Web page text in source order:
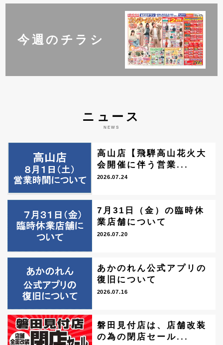
今週のチラシ
ニュース
NEWS
高山店【飛騨高山花火大
会開催に伴う営業...
2026.07.24
7月31日（金）の臨時休
業店舗について
2026.07.20
あかのれん公式アプリの
復旧について
2026.07.16
磐田見付店は、店舗改装
の為の閉店セール...